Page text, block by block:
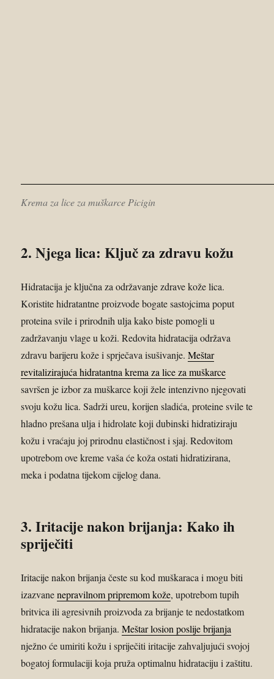
Krema za lice za muškarce Picigin
2. Njega lica: Ključ za zdravu kožu
Hidratacija je ključna za održavanje zdrave kože lica.
Koristite hidratantne proizvode bogate sastojcima poput
proteina svile i prirodnih ulja kako biste pomogli u
zadržavanju vlage u koži. Redovita hidratacija održava
zdravu barijeru kože i sprječava isušivanje.Meštar
revitalizirajuća hidratantna krema za lice za muškarce
savršen je izbor za muškarce koji žele intenzivno njegovati
svoju kožu lica. Sadrži ureu, korijen sladića, proteine svile te
hladno prešana ulja i hidrolate koji dubinski hidratiziraju
kožu i vraćaju joj prirodnu elastičnost i sjaj. Redovitom
upotrebom ove kreme vaša će koža ostati hidratizirana,
meka i podatna tijekom cijelog dana.
3. Iritacije nakon brijanja: Kako ih
spriječiti
Iritacije nakon brijanja česte su kod muškaraca i mogu biti
izazvanenepravilnom pripremom kože, upotrebom tupih
britvica ili agresivnih proizvoda za brijanje te nedostatkom
hidratacije nakon brijanja.Meštar losion poslije brijanja
nježno će umiriti kožu i spriječiti iritacije zahvaljujući svojoj
bogatoj formulaciji koja pruža optimalnu hidrataciju i zaštitu.